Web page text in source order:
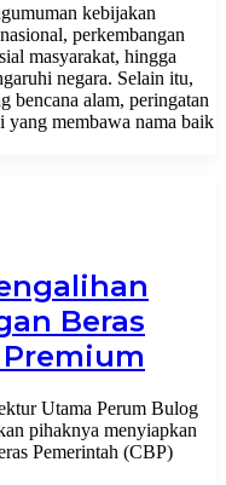
kebijakan
perkembangan
masyarakat, hingga
negara. Selain itu,
bencana alam, peringatan
yang membawa nama baik
Beras
Utama Perum Bulog
pihaknya menyiapkan
Pemerintah (CBP)